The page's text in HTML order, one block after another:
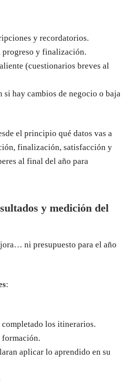
y recordatorios.
y finalización.
(cuestionarios breves al
hay cambios de negocio o baja
el principio qué datos vas a
finalización, satisfacción y
al final del año para
y medición del
ni presupuesto para el año
:
completado los itinerarios.
formación.
aplicar lo aprendido en su